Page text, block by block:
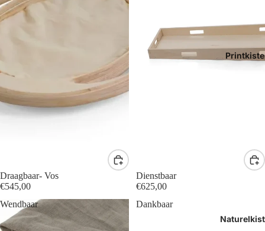
Draagbaar- Vos
€545,00
Dienstbaar
€625,00
Wendbaar
Dankbaar